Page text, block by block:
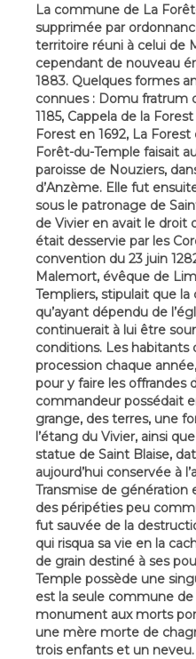
La commune de La
supprimée par
territoire réuni à celui de
cependant de nouveau
1883. Quelques formes
connues : Domu fratrum
1185, Cappela de la
Forest en 1692, La
Forêt-du-Temple faisait
paroisse de Nouziers,
d’Anzème. Elle fut
sous le patronage de
de Vivier en avait le droit
était desservie par les
convention du 23 juin
Malemort, évêque de
Templiers, stipulait que
qu’ayant dépendu de
continuerait à lui être
conditions. Les habitants
procession chaque
pour y faire les offrandes
commandeur possédait
grange, des terres, une
l’étang du Vivier, ainsi
statue de Saint Blaise,
aujourd’hui conservée à
Transmise de génération
des péripéties peu
fut sauvée de la
qui risqua sa vie en la
de grain destiné à ses
Temple possède une
est la seule commune
monument aux morts
une mère morte de
trois enfants et un neveu.